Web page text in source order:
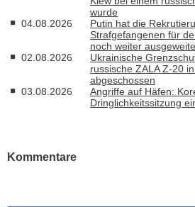
wurde
04.08.2026
Putin hat die
Strafgefangenen für
noch weiter
02.08.2026
Ukrainische
russische ZALA Z-20
abgeschossen
03.08.2026
Angriffe auf Häfen:
Dringlichkeitssitzung
Kommentare